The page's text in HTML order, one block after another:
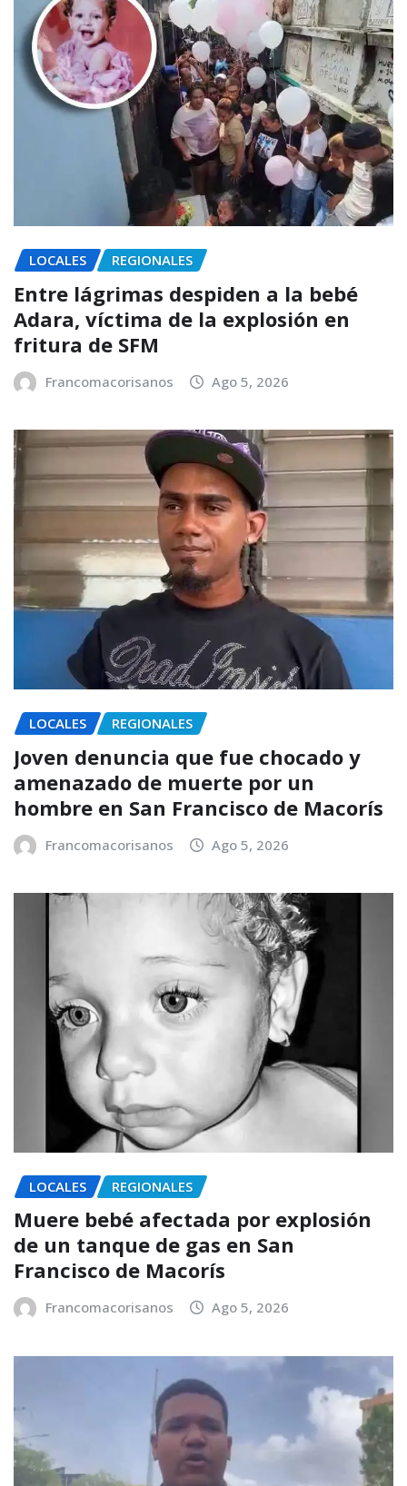
LOCALES REGIONALES
Entre lágrimas despiden a la bebé
Adara, víctima de la explosión en
fritura de SFM
Francomacorisanos Ago 5, 2026
LOCALES REGIONALES
Joven denuncia que fue chocado y
amenazado de muerte por un
hombre en San Francisco de Macorís
Francomacorisanos Ago 5, 2026
LOCALES REGIONALES
Muere bebé afectada por explosión
de un tanque de gas en San
Francisco de Macorís
Francomacorisanos Ago 5, 2026